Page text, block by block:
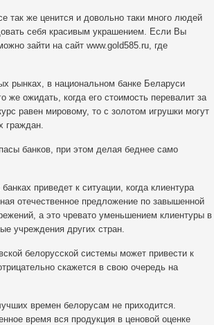
так же ценится и довольно таки много людей
себя красивым украшением. Если Вы
зайти на сайт www.gold585.ru, где
рынках, в национальном банке Беларуси
же ожидать, когда его стоимость перевалит за
равен мировому, то с золотом игрушки могут
граждан.
банков, при этом делая беднее само
приведет к ситуации, когда клиентура
отечественное предложение по завышенной
а это чревато уменьшением клиентуры в
учреждения других стран.
белорусской системы может привести к
скажется в свою очередь на
времен белорусам не приходится.
время вся продукция в ценовой оценке